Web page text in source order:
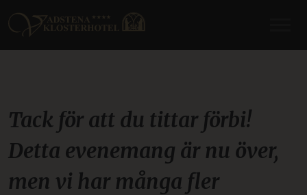
Tack för att du tittar förbi!
Detta evenemang är nu över,
men vi har många fler